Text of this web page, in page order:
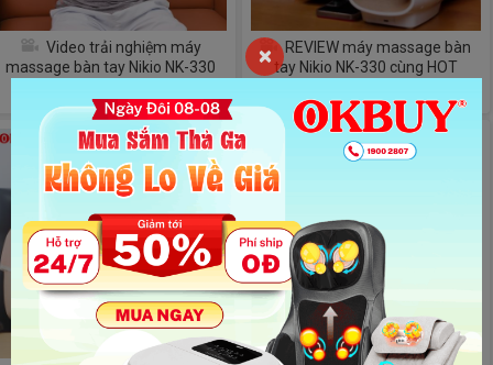
Video trải nghiệm máy
massage bàn tay Nikio NK-330
REVIEW máy massage bàn
tay Nikio NK-330 cùng HOT
×